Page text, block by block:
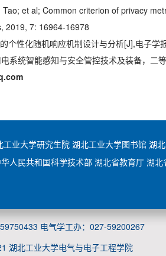
Tao; et al; Common criterion of privacy
2019, 7: 16964-16978
个性化随机响应机制设计与分析[J],电子
系统智能感知与安全管控技术及装备，二
工业大学研究生院 湖北工业大学图书馆 湖
人民共和国科学技术部湖北省教育厅 湖北
电气学工办：027-59200267
湖北工业大学电气与电子工程学院